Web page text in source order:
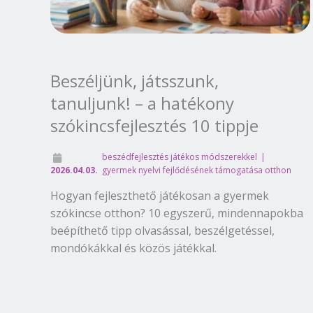
Beszéljünk, játsszunk,
tanuljunk! – a hatékony
szókincsfejlesztés 10 tippje
2026.04.03.
beszédfejlesztés játékos módszerekkel
gyermek nyelvi fejlődésének támogatása otthon
Hogyan fejleszthető játékosan a gyermek
szókincse otthon? 10 egyszerű, mindennapokba
beépíthető tipp olvasással, beszélgetéssel,
mondókákkal és közös játékkal.